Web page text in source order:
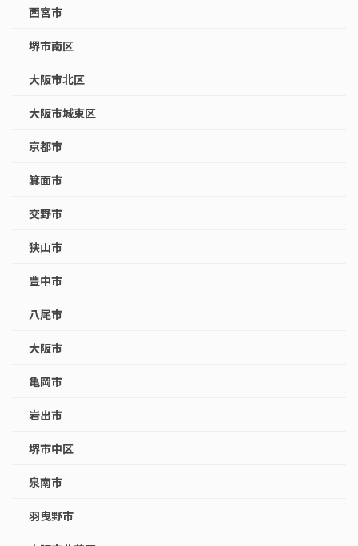
西宮市
堺市南区
大阪市北区
大阪市城東区
京都市
箕面市
交野市
狭山市
豊中市
八尾市
大阪市
亀岡市
岩出市
堺市中区
泉南市
羽曳野市